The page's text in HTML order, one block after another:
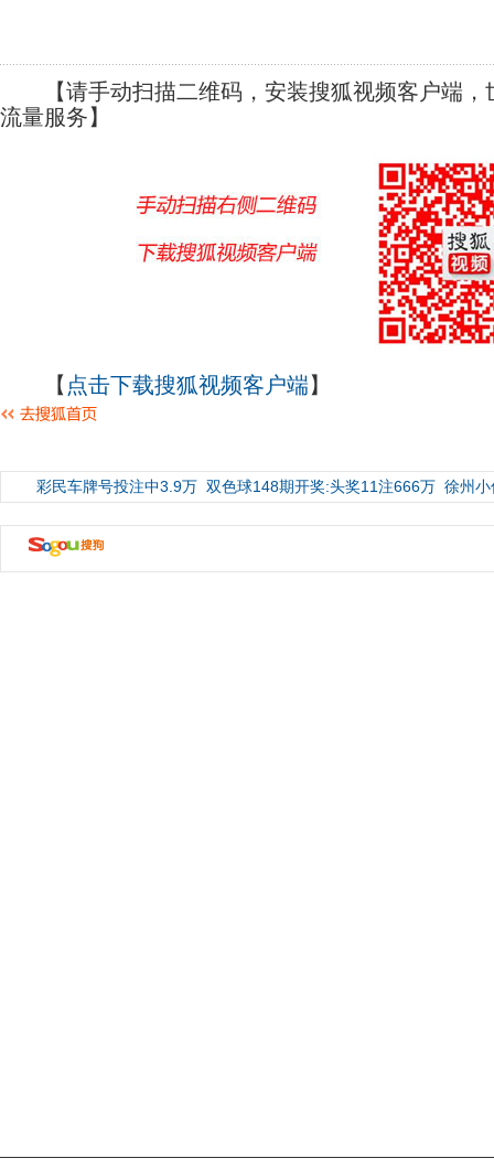
【请手动扫描二维码，安装搜狐视频客户端，
流量服务】
【 点击下载搜狐视频客户端】
彩民车牌号投注中3.9万 双色球148期开奖:头奖11注666万 徐州